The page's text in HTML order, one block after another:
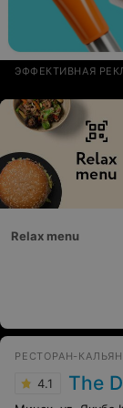
ЭФФЕКТИВНАЯ
Relax menu
РЕСТОРАН-
4.1 The